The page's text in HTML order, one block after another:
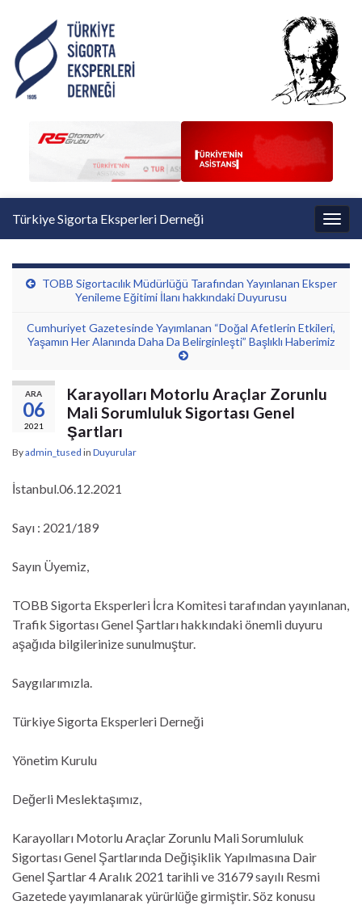
Türkiye Sigorta Eksperleri Derneği
TOBB Sigortacılık Müdürlüğü Tarafından Yayınlanan Eksper
Yenileme Eğitimi İlanı hakkındaki Duyurusu
Cumhuriyet Gazetesinde Yayımlanan “Doğal Afetlerin Etkileri,
Yaşamın Her Alanında Daha Da Belirginleşti” Başlıklı Haberimiz
ARA
06
2021
Karayolları Motorlu Araçlar Zorunlu
Mali Sorumluluk Sigortası Genel
Şartları
Byadmin_tused in Duyurular
İstanbul.06.12.2021
Sayı : 2021/189
Sayın Üyemiz,
TOBB Sigorta Eksperleri İcra Komitesi tarafından yayınlanan,
Trafik Sigortası Genel Şartları hakkındaki önemli duyuru
aşağıda bilgilerinize sunulmuştur.
Saygılarımızla.
Türkiye Sigorta Eksperleri Derneği
Yönetim Kurulu
Değerli Meslektaşımız,
Karayolları Motorlu Araçlar Zorunlu Mali Sorumluluk
Sigortası Genel Şartlarında Değişiklik Yapılmasına Dair
Genel Şartlar 4 Aralık 2021 tarihli ve 31679 sayılı Resmi
Gazetede yayımlanarak yürürlüğe girmiştir. Söz konusu